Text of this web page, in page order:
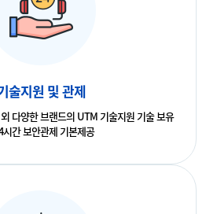
술지원 및 관제
다양한 브랜드의 UTM 기술지원 기술 보유
시간 보안관제 기본제공